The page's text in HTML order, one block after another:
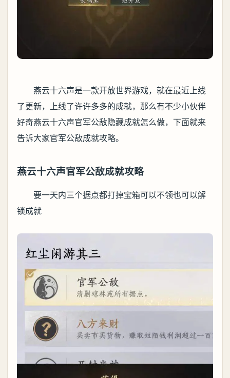
燕云十六声是一款开放世界游戏，就在最近上线
了更新，上线了许许多多的成就，那么有不少小伙伴
好奇燕云十六声官军公敌隐藏成就怎么做，下面就来
告诉大家官军公敌成就攻略。
燕云十六声官军公敌成就攻略
要一天内三个据点都打掉宝箱可以不领也可以解
锁成就